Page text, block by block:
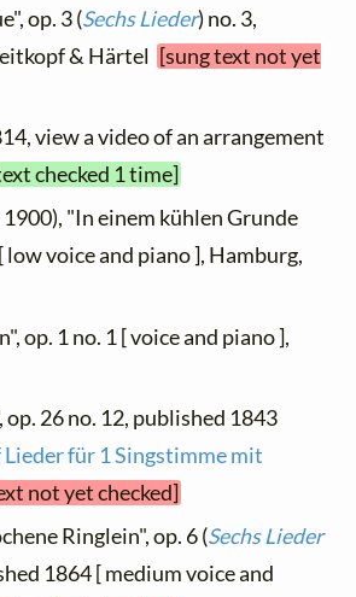
op. 3 (Sechs Lieder) no. 3,
& Härtel [sung text not yet
view a video of an arrangement
checked 1 time]
1900), "In einem kühlen Grunde
voice and piano ], Hamburg,
op. 1 no. 1 [ voice and piano ],
26 no. 12, published 1843
für 1 Singstimme mit
not yet checked]
Ringlein", op. 6 (Sechs Lieder
1864 [ medium voice and